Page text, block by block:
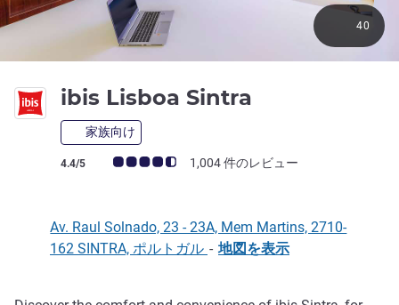
ibis Lisboa Sintra
家族向け
お客さまの声 (確認済みレビュー アコーホテルズ)
4.4/5 1,004 件のレビュー
40
Av. Raul Solnado, 23 - 23A, Mem Martins, 2710-
162 SINTRA, ポルトガル - 地図を表示